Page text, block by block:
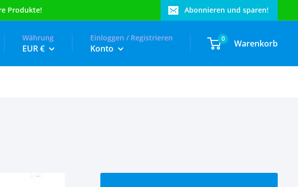
Abonnieren und sparen!
Währung
EUR €
Einloggen / Registrieren
Konto
0 Warenkorb